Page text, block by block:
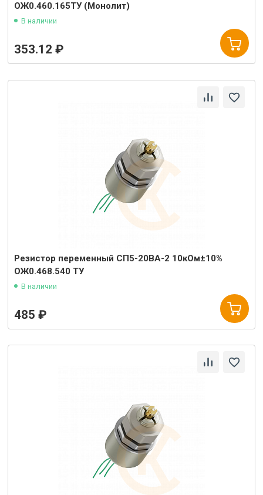
ОЖ0.460.165ТУ (Монолит)
В наличии
353.12 ₽
Резистор переменный СП5-20ВА-2 10кОм±10%
ОЖ0.468.540 ТУ
В наличии
485 ₽